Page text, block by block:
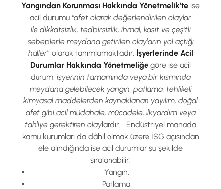
Yangından Korunması Hakkında Yönetmelik’te ise
acil durumu “afet olarak değerlendirilen olaylar
ile dikkatsizlik, tedbirsizlik, ihmal, kasıt ve çeşitli
sebeplerle meydana getirilen olayların yol açtığı
haller” olarak tanımlamaktadır. İşyerlerinde Acil
Durumlar Hakkında Yönetmeliğe göre ise acil
durum, işyerinin tamamında veya bir kısmında
meydana gelebilecek yangın, patlama, tehlikeli
kimyasal maddelerden kaynaklanan yayılım, doğal
afet gibi acil müdahale, mücadele, ilkyardım veya
tahliye gerektiren olaylardır. Endüstriyel manada
kamu kurumları da dâhil olmak üzere İSG açısından
ele alındığında ise acil durumlar şu şekilde
sıralanabilir:
Yangın,
Patlama,